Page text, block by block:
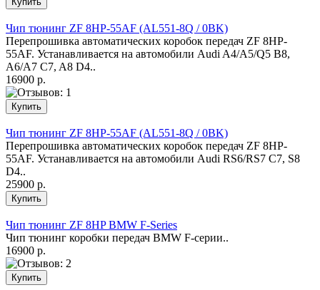
Чип тюнинг ZF 8HP-55AF (AL551-8Q / 0BK)
Перепрошивка автоматических коробок передач ZF 8HP-
55AF. Устанавливается на автомобили Audi A4/A5/Q5 B8,
A6/A7 C7, A8 D4..
16900 р.
Чип тюнинг ZF 8HP-55AF (AL551-8Q / 0BK)
Перепрошивка автоматических коробок передач ZF 8HP-
55AF. Устанавливается на автомобили Audi RS6/RS7 C7, S8
D4..
25900 р.
Чип тюнинг ZF 8HP BMW F-Series
Чип тюнинг коробки передач BMW F-серии..
16900 р.